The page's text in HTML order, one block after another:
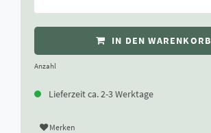
IN DEN WARENKORB
Anzahl
Lieferzeit ca. 2-3 Werktage
Merken